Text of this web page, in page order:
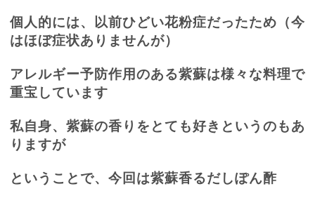
個人的には、以前ひどい花粉症だったため（今
はほぼ症状ありませんが）
アレルギー予防作用のある紫蘇は様々な料理で
重宝しています
私自身、紫蘇の香りをとても好きというのもあ
りますが
ということで、今回は紫蘇香るだしぽん酢